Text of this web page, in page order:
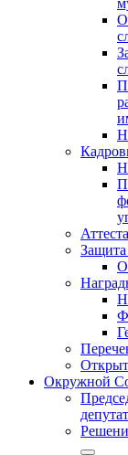
О
Окружной